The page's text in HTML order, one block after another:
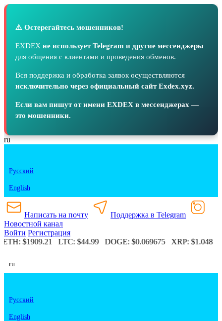
⚠️ Остерегайтесь мошенников!
EXDEX не использует Telegram и другие мессенджеры
для общения с клиентами и проведения обменов.
Вся поддержка и обработка заявок осуществляются
исключительно через официальный сайт Exdex.xyz.
Если вам пишут от имени EXDEX в мессенджерах —
это мошенники.
ru
Русский
English
Написать на почту
Поддержка в Telegram
Новостной канал
Войти Регистрация
ETH:$1909.21 LTC:$44.99 DOGE:$0.069675 XRP:$1.048
ru
Русский
English